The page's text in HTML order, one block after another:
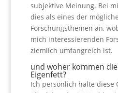
subjektive Meinung. Bei
dies als eines der
Forschungsthemen an,
mich interessierenden
ziemlich umfangreich ist.
und woher kommen
Eigenfett?
Ich persönlich halte diese